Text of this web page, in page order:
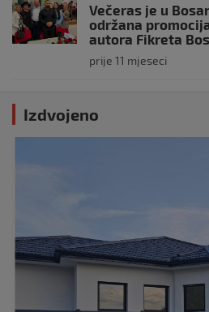
Večeras je u
održana
autora Fikreta
prije 11 mjeseci
Izdvojeno